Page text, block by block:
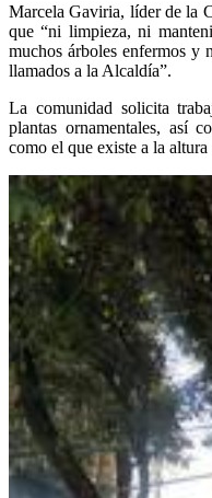
Marcela Gaviria, líder de la
que “ni limpieza, ni
muchos árboles enfermos y
llamados a la Alcaldía”.
La comunidad solicita
plantas ornamentales, así
como el que existe a la